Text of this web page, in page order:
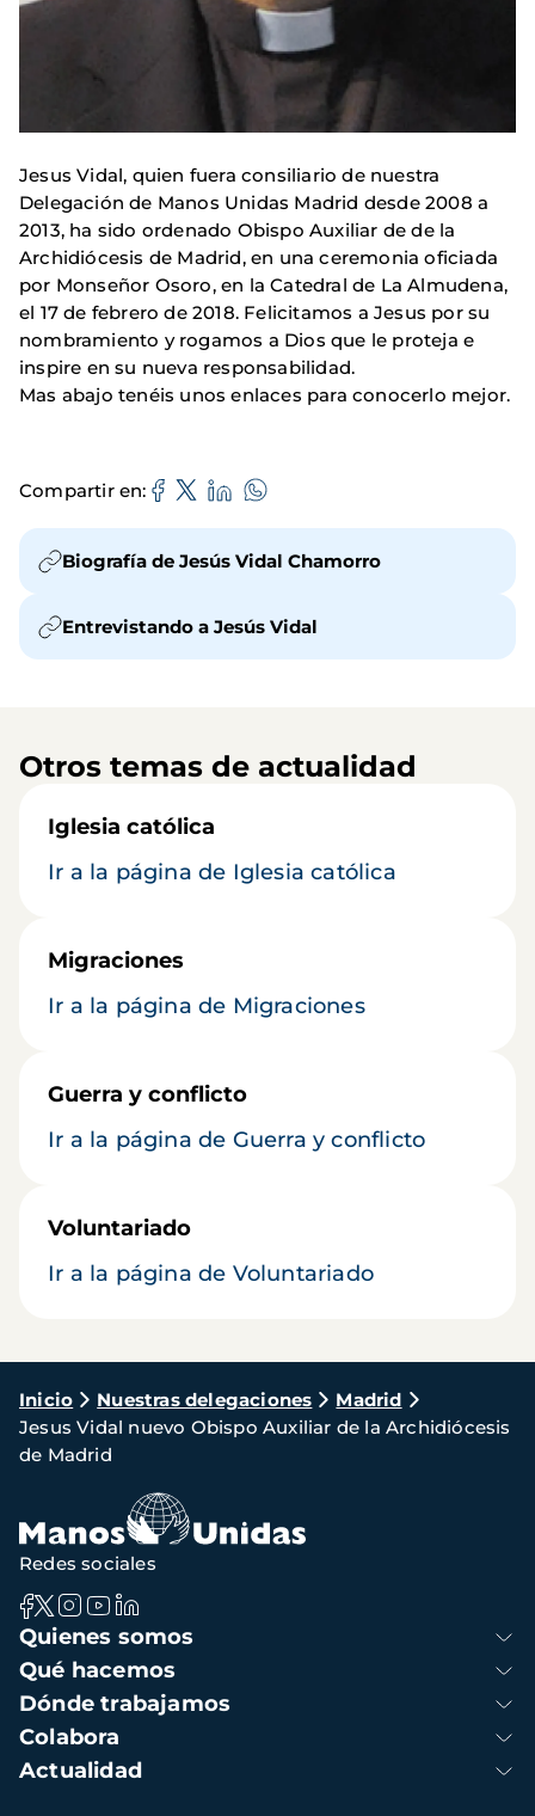
Jesus Vidal, quien fuera consiliario de nuestra
Delegación de Manos Unidas Madrid desde 2008 a
2013, ha sido ordenado Obispo Auxiliar de de la
Archidiócesis de Madrid, en una ceremonia oficiada
por Monseñor Osoro, en la Catedral de La Almudena,
el 17 de febrero de 2018. Felicitamos a Jesus por su
nombramiento y rogamos a Dios que le proteja e
inspire en su nueva responsabilidad.
Mas abajo tenéis unos enlaces para conocerlo mejor.
Compartir en
Biografía de Jesús Vidal Chamorro
Entrevistando a Jesús Vidal
Otros temas de actualidad
Iglesia católica
Ir a la página de Iglesia católica
Migraciones
Ir a la página de Migraciones
Guerra y conflicto
Ir a la página de Guerra y conflicto
Voluntariado
Ir a la página de Voluntariado
Ruta
de
navegación
Inicio Nuestras delegaciones
Madrid
Jesus Vidal nuevo Obispo Auxiliar de la Archidiócesis
de Madrid
Navegación
principal
Quienes somos
Qué hacemos
Dónde trabajamos
Colabora
Actualidad
Redes sociales